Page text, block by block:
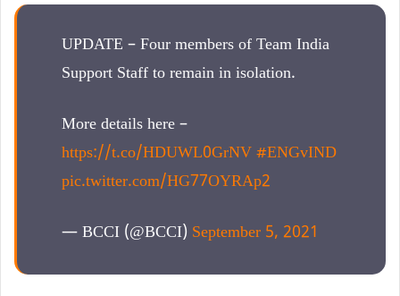
UPDATE – Four members of Team India
Support Staff to remain in isolation.
More details here –
https://t.co/HDUWL0GrNV #ENGvIND
pic.twitter.com/HG77OYRAp2
— BCCI (@BCCI) September 5, 2021